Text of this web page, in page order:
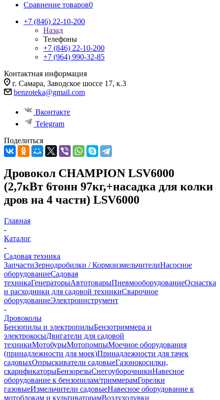
Сравнение товаров0
+7 (846) 22-10-200
Назад
Телефоны
+7 (846) 22-10-200
+7 (964) 990-32-85
Контактная информация
г. Самара, Заводское шоссе 17, к.3
benzoteka@gmail.com
Вконтакте
Telegram
Поделиться
Дровокол CHAMPION LSV6000
(2,7кВт 6тонн 97кг,+насадка для колки
дров на 4 части) LSV6000
Главная
-
Каталог
-
Садовая техника
ЗапчастиЗернодробилки / КормоизмельчителиНасосное
оборудованиеСадовая
техникаГенераторыАвтотоварыПневмооборудованиеОснастка
и расходники для садовой техникиСварочное
оборудованиеЭлектроинструмент
-
Дровоколы
Бензопилы и электропилыБензотриммера и
электрокосыДвигатели для садовой
техникиМотобурыМотопомпыМоечное оборудования
(принадлежности для моек)Принадлежности для тачек
садовыхОпрыскиватели садовыеГазонокосилки,
скарификаторыБензорезыСнегоуборочникиНавесное
оборудование к бензопилам/триммерамГорелки
газовыеИзмельчители садовыеНавесное оборудование к
мотоблокам и культиваторамВоздуходувки